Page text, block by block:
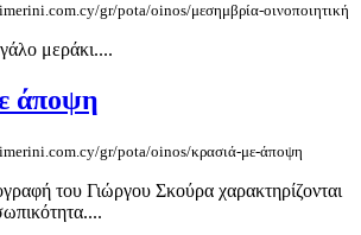
gr/pota/oinos/μεσημβρία-οινοποιητική
μεράκι....
άποψη
gr/pota/oinos/κρασιά-με-άποψη
του Γιώργου Σκούρα χαρακτηρίζονται